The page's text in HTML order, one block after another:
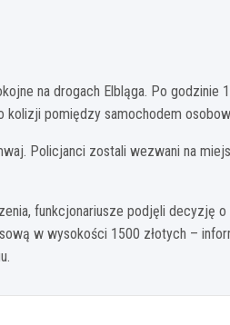
na drogach Elbląga. Po godzinie
kolizji pomiędzy samochodem
Policjanci zostali wezwani na
funkcjonariusze podjęli decyzję o
w wysokości 1500 złotych –